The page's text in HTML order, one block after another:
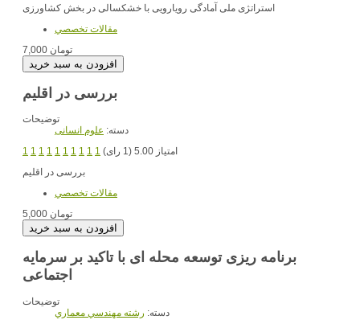
استراتژی ملی آمادگی رویارویی با خشکسالی در بخش کشاورزی
مقالات تخصصي
7,000 تومان
بررسی در اقلیم
توضیحات
دسته: علوم انسانی
1 1 1 1 1 1 1 1 1 1
امتیاز 5.00 (1 رای)
بررسی در اقلیم
مقالات تخصصي
5,000 تومان
برنامه ریزی توسعه محله ای با تاکید بر سرمایه
اجتماعی
توضیحات
دسته: رشته مهندسي معماري